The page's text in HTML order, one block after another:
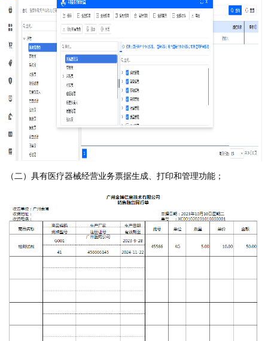
（二） 具有医疗器械经营业务票据生成、打印和管理功能；